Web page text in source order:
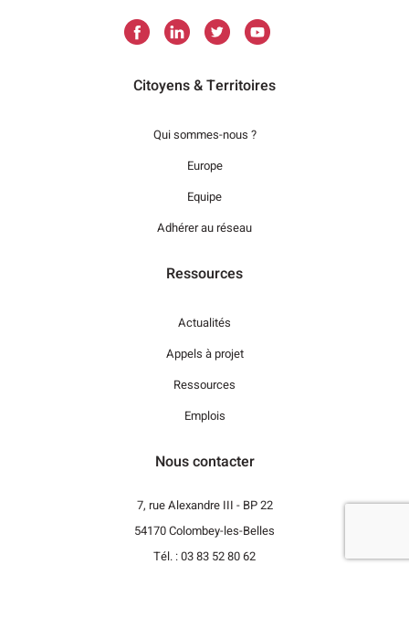
Citoyens & Territoires
Qui sommes-nous ?
Europe
Equipe
Adhérer au réseau
Ressources
Actualités
Appels à projet
Ressources
Emplois
Nous contacter
7, rue Alexandre III - BP 22
54170 Colombey-les-Belles
Tél. : 03 83 52 80 62